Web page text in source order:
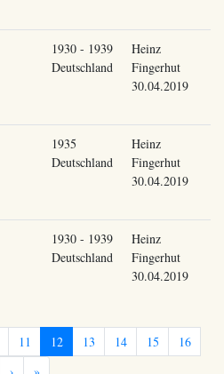
1930 - 1939
Deutschland
Heinz
Fingerhut
30.04.2019
1935
Deutschland
Heinz
Fingerhut
30.04.2019
1930 - 1939
Deutschland
Heinz
Fingerhut
30.04.2019
11 12 13 14 15
16
›
»